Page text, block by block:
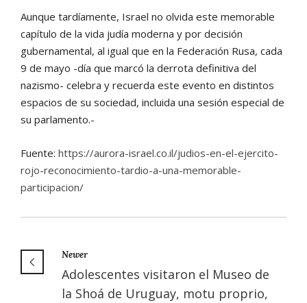
Aunque tardíamente, Israel no olvida este memorable
capítulo de la vida judía moderna y por decisión
gubernamental, al igual que en la Federación Rusa, cada
9 de mayo -día que marcó la derrota definitiva del
nazismo- celebra y recuerda este evento en distintos
espacios de su sociedad, incluida una sesión especial de
su parlamento.-
Fuente: https://aurora-israel.co.il/judios-en-el-ejercito-
rojo-reconocimiento-tardio-a-una-memorable-
participacion/
Newer
Adolescentes visitaron el Museo de
la Shoá de Uruguay, motu proprio,